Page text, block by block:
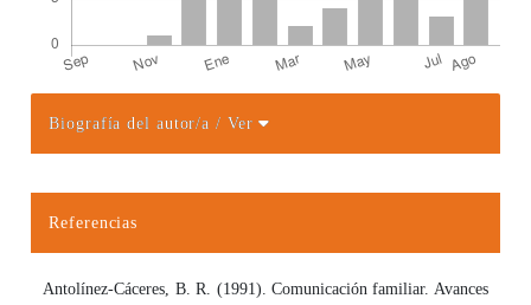
Biografía del autor/a/ Ver
Referencias
Antolínez-Cáceres, B. R. (1991). Comunicación familiar. Avances